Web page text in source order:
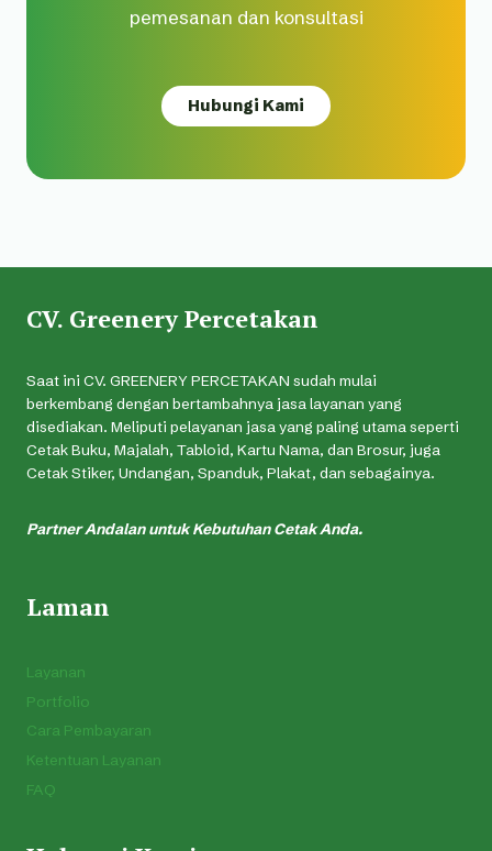
pemesanan dan konsultasi
Hubungi Kami
CV. Greenery Percetakan
Saat ini CV. GREENERY PERCETAKAN sudah mulai
berkembang dengan bertambahnya jasa layanan yang
disediakan. Meliputi pelayanan jasa yang paling utama seperti
Cetak Buku, Majalah, Tabloid, Kartu Nama, dan Brosur, juga
Cetak Stiker, Undangan, Spanduk, Plakat, dan sebagainya.
Partner Andalan untuk Kebutuhan Cetak Anda.
Laman
Layanan
Portfolio
Cara Pembayaran
Ketentuan Layanan
FAQ